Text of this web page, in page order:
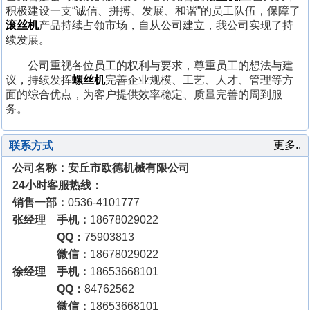
积极建设一支“诚信、拼搏、发展、和谐”的员工队伍，保障了
滚丝机产品持续占领市场，自从公司建立，我公司实现了持
续发展。
公司重视各位员工的权利与要求，尊重员工的想法与建
议，持续发挥螺丝机完善企业规模、工艺、人才、管理等方
面的综合优点，为客户提供效率稳定、质量完善的周到服
务。
更多..
联系方式
公司名称：安丘市欧德机械有限公司
24小时客服热线：
销售一部：0536-4101777
张经理 手机： 18678029022
QQ：75903813
微信： 18678029022
徐经理 手机： 18653668101
QQ：84762562
微信： 18653668101